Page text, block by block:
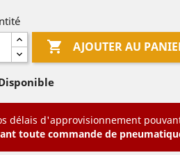
 AJOUTER AU
délais d'approvisionnement
toute commande de